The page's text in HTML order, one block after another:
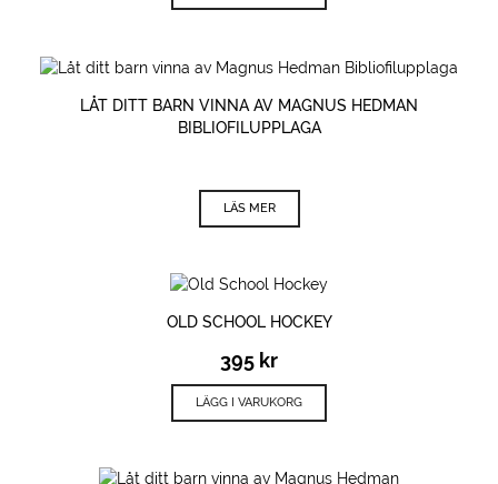
LÅT DITT BARN VINNA AV MAGNUS HEDMAN
BIBLIOFILUPPLAGA
LÄS MER
OLD SCHOOL HOCKEY
395 kr
LÄGG I VARUKORG